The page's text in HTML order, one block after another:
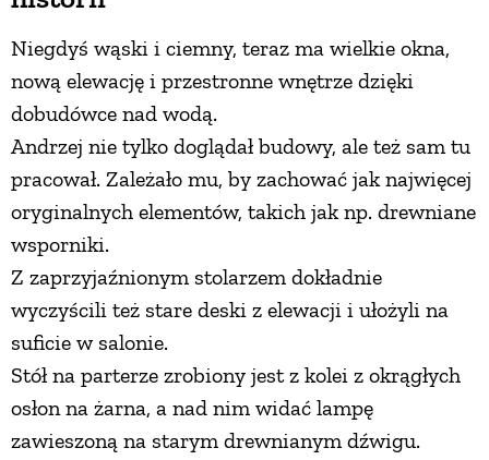
Niegdyś wąski i ciemny, teraz ma wielkie okna,
nową elewację i przestronne wnętrze dzięki
dobudówce nad wodą.
Andrzej nie tylko doglądał budowy, ale też sam tu
pracował. Zależało mu, by zachować jak najwięcej
oryginalnych elementów, takich jak np. drewniane
wsporniki.
Z zaprzyjaźnionym stolarzem dokładnie
wyczyścili też stare deski z elewacji i ułożyli na
suficie w salonie.
Stół na parterze zrobiony jest z kolei z okrągłych
osłon na żarna, a nad nim widać lampę
zawieszoną na starym drewnianym dźwigu.